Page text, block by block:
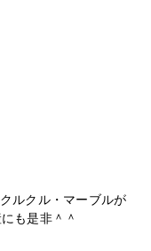
ルクル・マーブルが
も是非＾＾